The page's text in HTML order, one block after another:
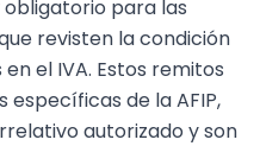
revisten la condición
el IVA. Estos remitos
de la AFIP,
autorizado y son